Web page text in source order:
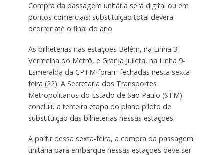
Compra da passagem unitária será digital ou em
pontos comerciais; substituição total deverá
ocorrer até o final do ano
As bilheterias nas estações Belém, na Linha 3-
Vermelha do Metrô, e Granja Julieta, na Linha 9-
Esmeralda da CPTM foram fechadas nesta sexta-
feira (22). A Secretaria dos Transportes
Metropolitanos do Estado de São Paulo (STM)
concluiu a terceira etapa do plano piloto de
substituição das bilheterias nessas estações.
A partir dessa sexta-feira, a compra da passagem
unitária para embarque nessas estações deve ser